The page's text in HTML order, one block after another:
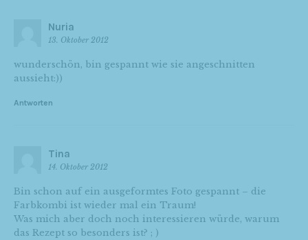
Nuria
13. Oktober 2012
wunderschön, bin gespannt wie sie angeschnitten
aussieht:))
Antworten
Tina
14. Oktober 2012
Bin schon auf ein ausgeformtes Foto gespannt – die
Farbkombi ist wieder mal ein Traum!
Was mich aber doch noch interessieren würde, warum
das Rezept so besonders ist? ; )